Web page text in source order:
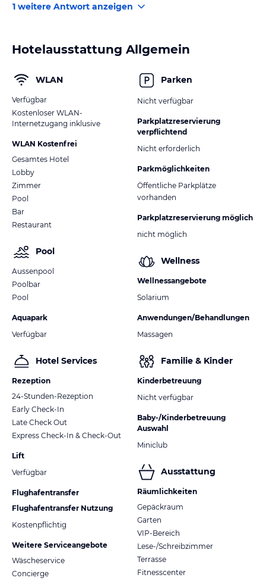
1 weitere Antwort anzeigen
Hotelausstattung Allgemein
WLAN
Verfügbar
Kostenloser WLAN-
Internetzugang inklusive
WLAN Kostenfrei
Gesamtes Hotel
Lobby
Zimmer
Pool
Bar
Restaurant
Pool
Aussenpool
Poolbar
Pool
Aquapark
Verfügbar
Hotel Services
Rezeption
24-Stunden-Rezeption
Early Check-In
Late Check Out
Express Check-In & Check-Out
Lift
Verfügbar
Flughafentransfer
Flughafentransfer Nutzung
Kostenpflichtig
Weitere Serviceangebote
Wäscheservice
Concierge
Parken
Nicht verfügbar
Parkplatzreservierung
verpflichtend
Nicht erforderlich
Parkmöglichkeiten
Öffentliche Parkplätze
vorhanden
Parkplatzreservierung möglich
nicht möglich
Wellness
Wellnessangebote
Solarium
Anwendungen/Behandlungen
Massagen
Familie & Kinder
Kinderbetreuung
Nicht verfügbar
Baby-/Kinderbetreuung
Auswahl
Miniclub
Ausstattung
Räumlichkeiten
Gepäckraum
Garten
VIP-Bereich
Lese-/Schreibzimmer
Terrasse
Fitnesscenter